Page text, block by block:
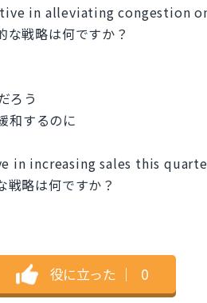
in alleviating congestion
な戦略は何ですか？
ろう
するのに
in increasing sales this
戦略は何ですか？
役に立った ｜ 0